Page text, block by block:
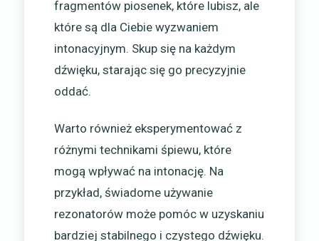
fragmentów piosenek, które lubisz, ale
które są dla Ciebie wyzwaniem
intonacyjnym. Skup się na każdym
dźwięku, starając się go precyzyjnie
oddać.
Warto również eksperymentować z
różnymi technikami śpiewu, które
mogą wpływać na intonację. Na
przykład, świadome używanie
rezonatorów może pomóc w uzyskaniu
bardziej stabilnego i czystego dźwięku.